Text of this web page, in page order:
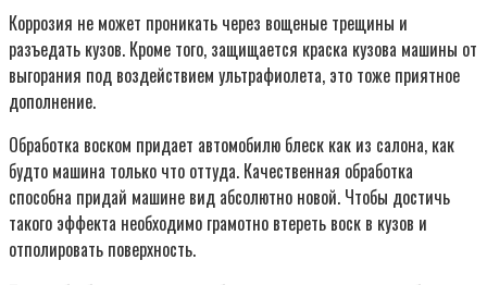
Коррозия не может проникать через вощеные трещины и
разъедать кузов. Кроме того, защищается краска кузова машины от
выгорания под воздействием ультрафиолета, это тоже приятное
дополнение.
Обработка воском придает автомобилю блеск как из салона, как
будто машина только что оттуда. Качественная обработка
способна придай машине вид абсолютно новой. Чтобы достичь
такого эффекта необходимо грамотно втереть воск в кузов и
отполировать поверхность.